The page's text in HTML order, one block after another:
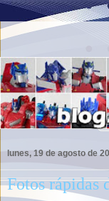
lunes, 19 de agosto de
Fotos rápidas